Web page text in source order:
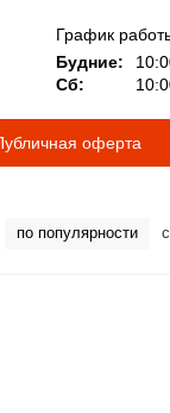
График
Будние:
Сб:
оферта
по популярности